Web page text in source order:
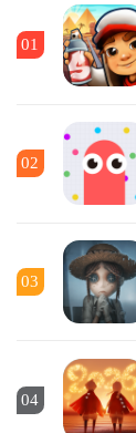
01
02
03
04